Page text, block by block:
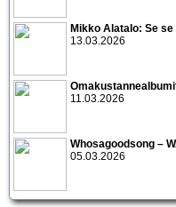
Mikko Alatalo: Se
13.03.2026
11.03.2026
Whosagoodsong –
05.03.2026